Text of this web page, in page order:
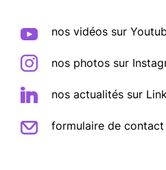
nos vidéos sur
nos photos sur
nos actualités sur
formulaire de contact